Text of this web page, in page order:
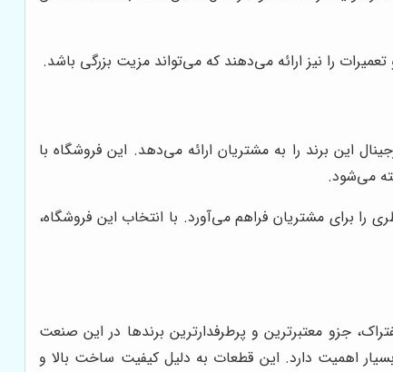
را نیز ارائه می‌دهند که می‌تواند مزیت بزرگی باشد.
این برند را به مشتریان ارائه می‌دهد. این فروشگاه با
می‌شود.
برای مشتریان فراهم می‌آورد. با انتخاب این فروشگاه،
جزو معتبرترین و پرطرفدارترین برندها در این صنعت
اهمیت دارد. این قطعات به دلیل کیفیت ساخت بالا و